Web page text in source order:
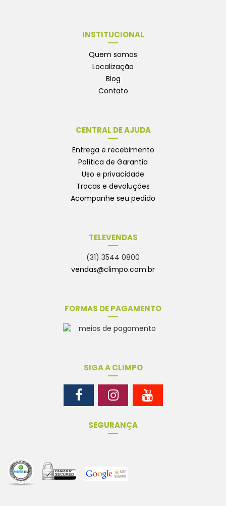
INSTITUCIONAL
Quem somos
Localização
Blog
Contato
CENTRAL DE AJUDA
Entrega e recebimento
Política de Garantia
Uso e privacidade
Trocas e devoluções
Acompanhe seu pedido
TELEVENDAS
(31) 3544 0800
vendas@climpo.com.br
FORMAS DE PAGAMENTO
SIGA A CLIMPO
SEGURANÇA